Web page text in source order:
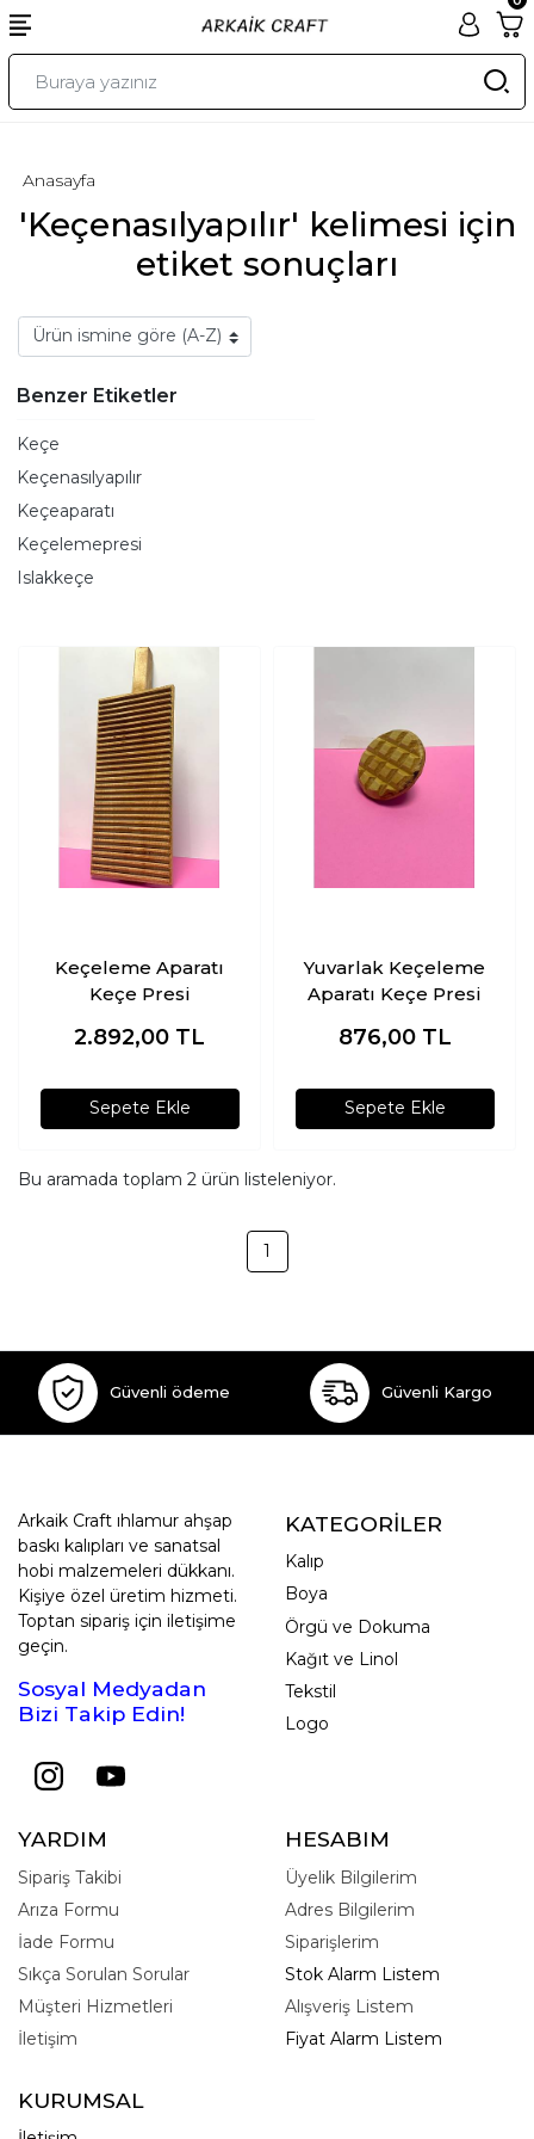
'Keçenasılyapılır' kelimesi için
etiket sonuçları
Anasayfa
Benzer Etiketler
Keçe
Keçenasılyapılır
Keçeaparatı
Keçelemepresi
Islakkeçe
Keçeleme Aparatı
Keçe Presi
2.892,00 TL
Sepete Ekle
Yuvarlak Keçeleme
Aparatı Keçe Presi
876,00 TL
Sepete Ekle
Bu aramada toplam 2 ürün listeleniyor.
1
Güvenli ödeme Güvenli Kargo
Arkaik Craft ıhlamur ahşap
baskı kalıpları ve sanatsal
hobi malzemeleri dükkanı.
Kişiye özel üretim hizmeti.
Toptan sipariş için iletişime
geçin.
Sosyal Medyadan
Bizi Takip Edin!
KATEGORİLER
Kalıp
Boya
Örgü ve Dokuma
Kağıt ve Linol
Tekstil
Logo
YARDIM
Sipariş Takibi
Arıza Formu
İade Formu
Sıkça Sorulan Sorular
Müşteri Hizmetleri
İletişim
HESABIM
Üyelik Bilgilerim
Adres Bilgilerim
Siparişlerim
Stok Alarm Listem
Alışveriş Listem
Fiyat Alarm Listem
KURUMSAL